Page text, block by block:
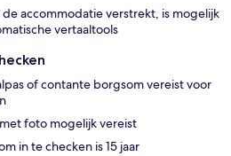
accommodatie verstrekt, is mogelijk
vertaaltools
of contante borgsom vereist voor
foto mogelijk vereist
in te checken is 15 jaar